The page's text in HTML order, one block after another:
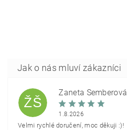
ŽŠ
Žaneta Šemberová
1.8.2026
Velmi rychlé doručení, moc děkuji :)!